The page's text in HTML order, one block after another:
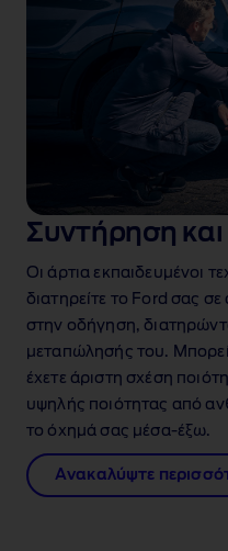
Συντήρηση και
Οι άρτια εκπαιδευμένοι
διατηρείτε το Ford σας
στην οδήγηση,
μεταπώλησής του.
έχετε άριστη σχέση
υψηλής ποιότητας από
το όχημά σας μέσα‑έξω.
Ανακαλύψτε